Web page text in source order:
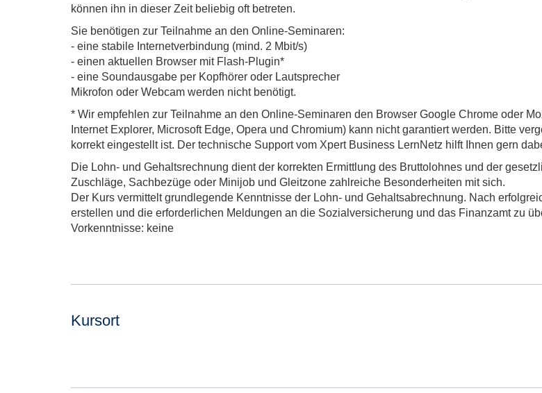
können ihn in dieser Zeit beliebig oft betreten.
Sie benötigen zur Teilnahme an den Online-Seminaren:
- eine stabile Internetverbindung (mind. 2 Mbit/s)
- einen aktuellen Browser mit Flash-Plugin*
- eine Soundausgabe per Kopfhörer oder Lautsprecher
Mikrofon oder Webcam werden nicht benötigt.
* Wir empfehlen zur Teilnahme an den Online-Seminaren den Browser Google Chrome oder
Internet Explorer, Microsoft Edge, Opera und Chromium) kann nicht garantiert werden. Bitte
korrekt eingestellt ist. Der technische Support vom Xpert Business LernNetz hilft Ihnen gern
Die Lohn- und Gehaltsrechnung dient der korrekten Ermittlung des Bruttolohnes und der
Zuschläge, Sachbezüge oder Minijob und Gleitzone zahlreiche Besonderheiten mit sich.
Der Kurs vermittelt grundlegende Kenntnisse der Lohn- und Gehaltsabrechnung. Nach
erstellen und die erforderlichen Meldungen an die Sozialversicherung und das Finanzamt zu
Vorkenntnisse: keine
Kursort